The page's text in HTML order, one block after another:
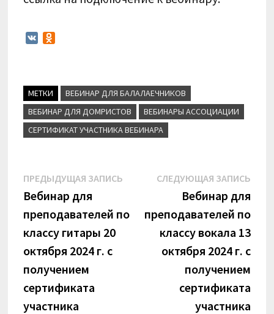
k
l
a
s
s
k
i
МЕТКИ
ВЕБИНАР ДЛЯ БАЛАЛАЕЧНИКОВ
ВЕБИНАР ДЛЯ ДОМРИСТОВ
ВЕБИНАРЫ АССОЦИАЦИИ
СЕРТИФИКАТ УЧАСТНИКА ВЕБИНАРА
Навигация
по
записям
ПРЕДЫДУЩАЯ ЗАПИСЬ
Предыдущая
Вебинар для
преподавателей по
классу гитары 20
октября 2024 г. с
получением
сертификата
участника
СЛЕДУЮЩАЯ ЗАПИСЬ
Вебинар для
преподавателей по
классу вокала 13
октября 2024 г. с
получением
сертификата
участника